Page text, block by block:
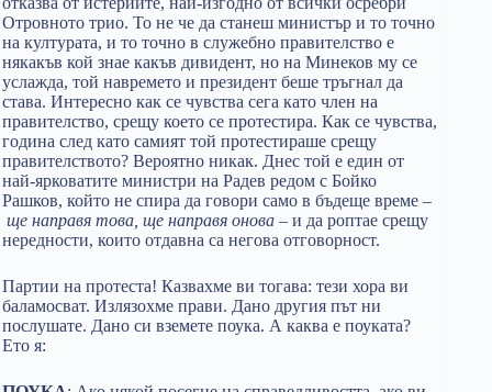
Отровното трио. То не че да станеш министър и то точно
на културата, и то точно в служебно правителство е
някакъв кой знае какъв дивидент, но на Минеков му се
услажда, той навремето и президент беше тръгнал да
става. Интересно как се чувства сега като член на
правителство, срещу което се протестира. Как се чувства,
година след като самият той протестираше срещу
правителството? Вероятно никак. Днес той е един от
най-ярковатите министри на Радев редом с Бойко
Рашков, който не спира да говори само в бъдеще време –
ще направя това, ще направя онова – и да роптае срещу
нередности, които отдавна са негова отговорност.
Партии на протеста! Казвахме ви тогава: тези хора ви
баламосват. Излязохме прави. Дано другия път ни
послушате. Дано си вземете поука. А каква е поуката?
Ето я: